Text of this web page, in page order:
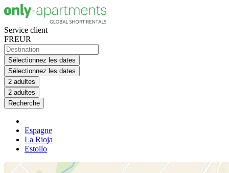
Service client
FREUR
Sélectionnez les dates
Sélectionnez les dates
2 adultes
2 adultes
Recherche
Espagne
La Rioja
Estollo